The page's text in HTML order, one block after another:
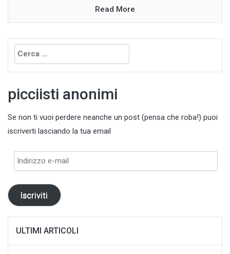
Read More
Ricerca
per:
picciisti anonimi
Se non ti vuoi perdere neanche un post (pensa che roba!) puoi
iscriverti lasciando la tua email
Indirizzo
Iscriviti
ULTIMI ARTICOLI